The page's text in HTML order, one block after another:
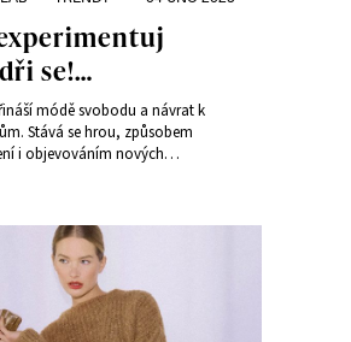
se!
trendy
podle
módě svobodu a návrat k
Stává se hrou, způsobem
i objevováním nových